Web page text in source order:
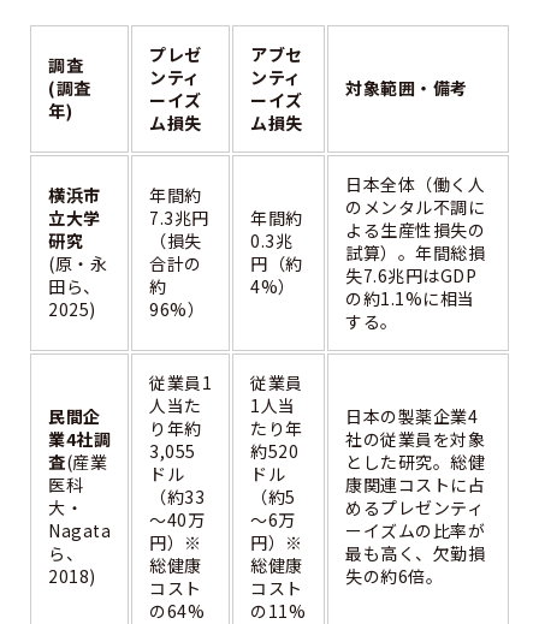
調査
(調査
年)
プレゼ
ンティ
ーイズ
ム損失
アブセ
ンティ
ーイズ
ム損失
対象範囲・備考
横浜市
立大学
研究
(原・永
田ら、
2025)
年間約
7.3兆円
（損失
合計の
約
96%）
年間約
0.3兆
円（約
4%）
日本全体（働く人
のメンタル不調に
よる生産性損失の
試算）。年間総損
失7.6兆円はGDP
の約1.1%に相当
する。
民間企
業4社調
査(産業
医科
大・
Nagata
ら、
2018)
従業員1
人当た
り年約
3,055
ドル
（約33
～40万
円）※
総健康
コスト
の64%
従業員
1人当
たり年
約520
ドル
（約5
～6万
円）※
総健康
コスト
の11%
日本の製薬企業4
社の従業員を対象
とした研究。総健
康関連コストに占
めるプレゼンティ
ーイズムの比率が
最も高く、欠勤損
失の約6倍。